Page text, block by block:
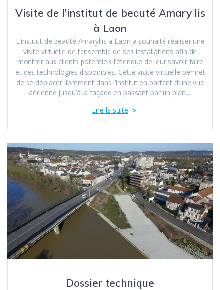
Visite de l’institut de beauté Amaryllis
à Laon
L’institut de beauté Amaryllis à Laon a souhaité réaliser une
visite virtuelle de l’ensemble de ses installations afin de
montrer aux clients potentiels l’étendue de leur savoir faire
et des technologies disponibles. Cette visite virtuelle permet
de se déplacer librement dans l’institut en partant d’une vue
aérienne jusqu’à la façade en passant par un plan…
Lire la suite
Dossier technique